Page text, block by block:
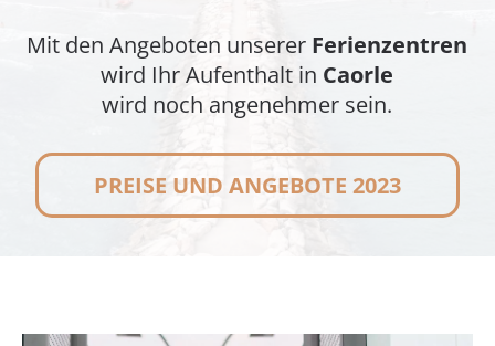
Mit den Angeboten unserer Ferienzentren
wird Ihr Aufenthalt in Caorle
wird noch angenehmer sein.
PREISE UND ANGEBOTE 2023